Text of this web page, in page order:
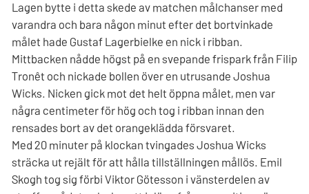
Lagen bytte i detta skede av matchen målchanser med
varandra och bara någon minut efter det bortvinkade
målet hade Gustaf Lagerbielke en nick i ribban.
Mittbacken nådde högst på en svepande frispark från Filip
Tronêt och nickade bollen över en utrusande Joshua
Wicks. Nicken gick mot det helt öppna målet, men var
några centimeter för hög och tog i ribban innan den
rensades bort av det orangeklädda försvaret.
Med 20 minuter på klockan tvingades Joshua Wicks
sträcka ut rejält för att hålla tillställningen mållös. Emil
Skogh tog sig förbi Viktor Götesson i vänsterdelen av